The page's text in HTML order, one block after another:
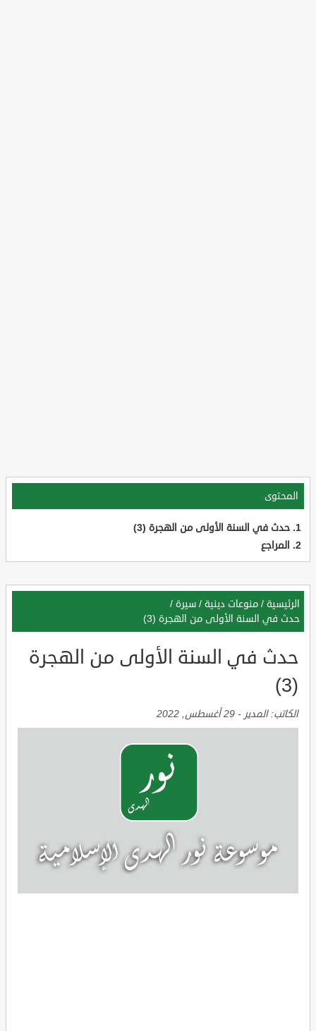
المحتوى
حدث في السنة الأولى من الهجرة (3)
المراجع
الرئيسية / منوعات دينية / سيرة /
حدث في السنة الأولى من الهجرة (3)
حدث في السنة الأولى من الهجرة
(3)
الكاتب:المدير - 29 أغسطس, 2022